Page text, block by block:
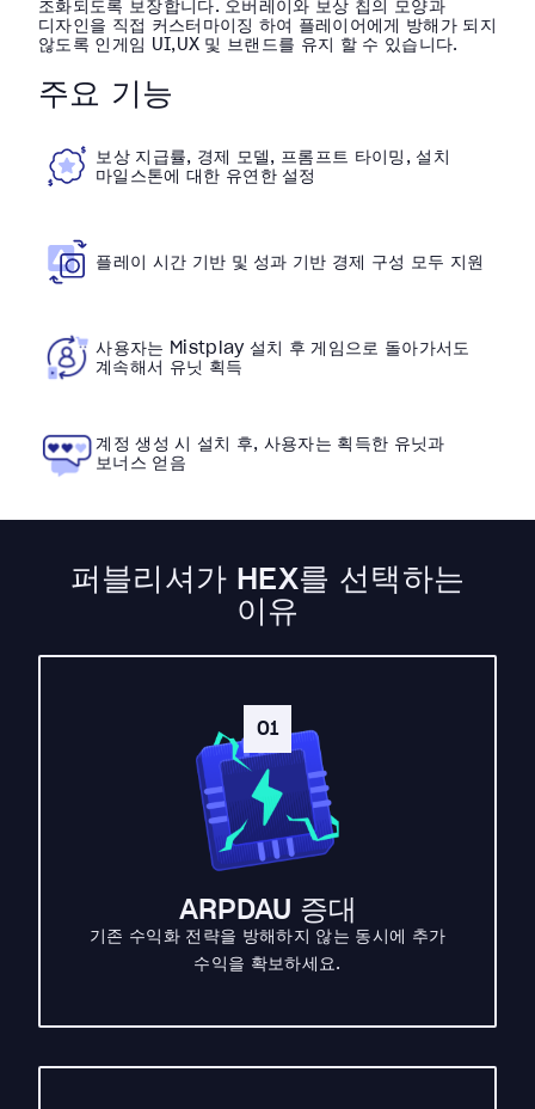
조화되도록 보장합니다. 오버레이와 보상 칩의 모양과
디자인을 직접 커스터마이징 하여 플레이어에게 방해가 되지
않도록 인게임 UI,UX 및 브랜드를 유지 할 수 있습니다.
주요 기능
보상 지급률, 경제 모델, 프롬프트 타이밍, 설치
마일스톤에 대한 유연한 설정
플레이 시간 기반 및 성과 기반 경제 구성 모두 지원
사용자는 Mistplay 설치 후 게임으로 돌아가서도
계속해서 유닛 획득
계정 생성 시 설치 후, 사용자는 획득한 유닛과
보너스 얻음
퍼블리셔가 HEX를 선택하는
이유
01
ARPDAU 증대
기존 수익화 전략을 방해하지 않는 동시에 추가
수익을 확보하세요.